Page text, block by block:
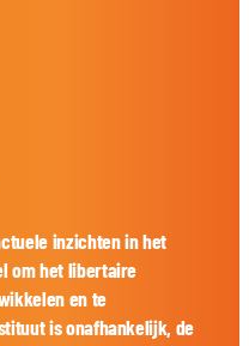
inzichten in het
om het libertaire
en te
is onafhankelijk, de